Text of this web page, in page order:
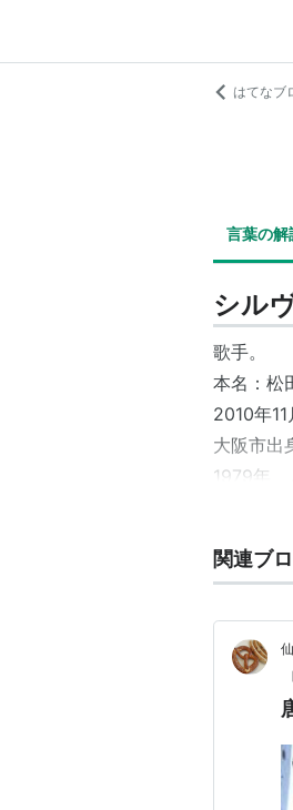
はてなブ
言葉の解
シル
歌手。
本名：松
2010年
大阪市出
1979年
シル
原題
監督：
製作：
脚本：
音楽：
関連ブ